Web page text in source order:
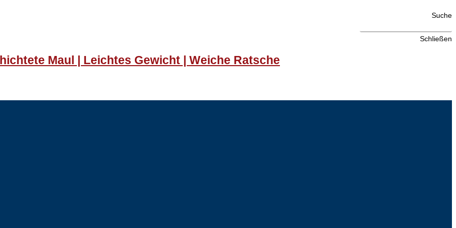
Suche
Schließen
Maul | Leichtes Gewicht | Weiche Ratsche